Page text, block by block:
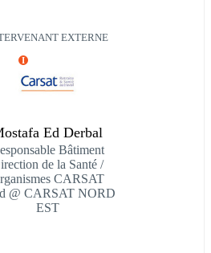
EXTERNE
I
Ed Derbal
Bâtiment
de la Santé /
CARSAT
@ CARSAT NORD
EST